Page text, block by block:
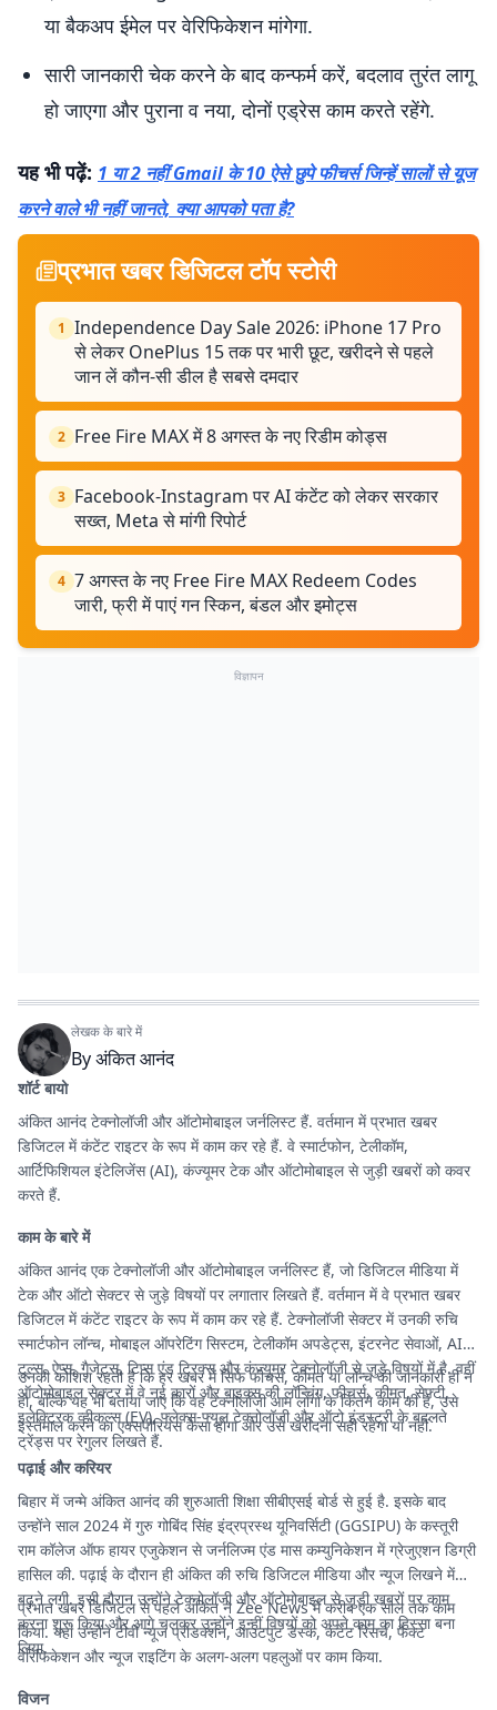
या बैकअप ईमेल पर वेरिफिकेशन मांगेगा.
सारी जानकारी चेक करने के बाद कन्फर्म करें, बदलाव तुरंत लागू
हो जाएगा और पुराना व नया, दोनों एड्रेस काम करते रहेंगे.
यह भी पढ़ें: 1 या 2 नहीं Gmail के 10 ऐसे छुपे फीचर्स जिन्हें सालों से यूज
करने वाले भी नहीं जानते, क्या आपको पता है?
प्रभात खबर डिजिटल टॉप स्टोरी
1 Independence Day Sale 2026: iPhone 17 Pro
से लेकर OnePlus 15 तक पर भारी छूट, खरीदने से पहले
जान लें कौन-सी डील है सबसे दमदार
2 Free Fire MAX में 8 अगस्त के नए रिडीम कोड्स
3 Facebook-Instagram पर AI कंटेंट को लेकर सरकार
सख्त, Meta से मांगी रिपोर्ट
4 7 अगस्त के नए Free Fire MAX Redeem Codes
जारी, फ्री में पाएं गन स्किन, बंडल और इमोट्स
विज्ञापन
लेखक के बारे में
Byअंकित आनंद
शॉर्ट बायो
अंकित आनंद टेक्नोलॉजी और ऑटोमोबाइल जर्नलिस्ट हैं. वर्तमान में प्रभात खबर
डिजिटल में कंटेंट राइटर के रूप में काम कर रहे हैं. वे स्मार्टफोन, टेलीकॉम,
आर्टिफिशियल इंटेलिजेंस (AI), कंज्यूमर टेक और ऑटोमोबाइल से जुड़ी खबरों को कवर
करते हैं.
काम के बारे में
अंकित आनंद एक टेक्नोलॉजी और ऑटोमोबाइल जर्नलिस्ट हैं, जो डिजिटल मीडिया में
टेक और ऑटो सेक्टर से जुड़े विषयों पर लगातार लिखते हैं. वर्तमान में वे प्रभात खबर
डिजिटल में कंटेंट राइटर के रूप में काम कर रहे हैं. टेक्नोलॉजी सेक्टर में उनकी रुचि
स्मार्टफोन लॉन्च, मोबाइल ऑपरेटिंग सिस्टम, टेलीकॉम अपडेट्स, इंटरनेट सेवाओं, AI
टूल्स, ऐप्स, गैजेट्स, टिप्स एंड ट्रिक्स और कंज्यूमर टेक्नोलॉजी से जुड़े विषयों में है. वहीं
ऑटोमोबाइल सेक्टर में वे नई कारों और बाइक्स की लॉन्चिंग, फीचर्स, कीमत, सेफ्टी,
इलेक्ट्रिक व्हीकल्स (EV), फ्लेक्स-फ्यूल टेक्नोलॉजी और ऑटो इंडस्ट्री के बदलते
ट्रेंड्स पर रेगुलर लिखते हैं.
उनकी कोशिश रहती है कि हर खबर में सिर्फ फीचर्स, कीमत या लॉन्च की जानकारी ही न
हो, बल्कि यह भी बताया जाए कि वह टेक्नोलॉजी आम लोगों के कितने काम की है, उसे
इस्तेमाल करने का एक्सपीरियंस कैसा होगा और उसे खरीदना सही रहेगा या नहीं.
पढ़ाई और करियर
बिहार में जन्मे अंकित आनंद की शुरुआती शिक्षा सीबीएसई बोर्ड से हुई है. इसके बाद
उन्होंने साल 2024 में गुरु गोबिंद सिंह इंद्रप्रस्थ यूनिवर्सिटी (GGSIPU) के कस्तूरी
राम कॉलेज ऑफ हायर एजुकेशन से जर्नलिज्म एंड मास कम्युनिकेशन में ग्रेजुएशन डिग्री
हासिल की. पढ़ाई के दौरान ही अंकित की रुचि डिजिटल मीडिया और न्यूज लिखने में
बढ़ने लगी. इसी दौरान उन्होंने टेक्नोलॉजी और ऑटोमोबाइल से जुड़ी खबरों पर काम
करना शुरू किया और आगे चलकर उन्होंने इन्हीं विषयों को अपने काम का हिस्सा बना
लिया.
प्रभात खबर डिजिटल से पहले अंकित ने Zee News में करीब एक साल तक काम
किया. यहां उन्होंने टीवी न्यूज प्रोडक्शन, आउटपुट डेस्क, कंटेंट रिसर्च, फैक्ट
वेरिफिकेशन और न्यूज राइटिंग के अलग-अलग पहलुओं पर काम किया.
विजन